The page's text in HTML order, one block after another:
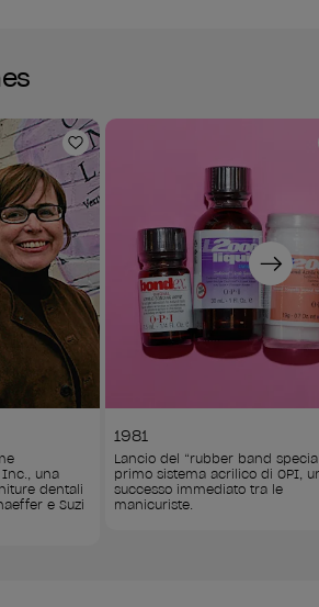
Aggiungi alla lista dei
Inc., una
dentali
e Suzi
1981
Lancio del “rubber band
primo sistema acrilico di OPI,
successo immediato tra le
manicuriste.
Next